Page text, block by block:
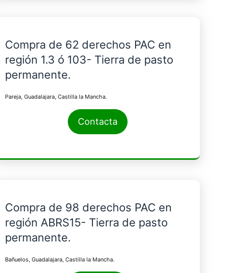
Compra de 62 derechos PAC en
región 1.3 ó 103- Tierra de pasto
permanente.
Pareja, Guadalajara, Castilla la Mancha.
Contacta
Compra de 98 derechos PAC en
región ABRS15- Tierra de pasto
permanente.
Bañuelos, Guadalajara, Castilla la Mancha.